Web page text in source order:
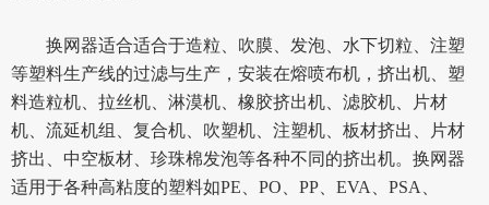
换网器适合适合于造粒、吹膜、发泡、水下切粒、注塑
等塑料生产线的过滤与生产，安装在熔喷布机，挤出机、塑
料造粒机、拉丝机、淋漠机、橡胶挤出机、滤胶机、片材
机、流延机组、复合机、吹塑机、注塑机、板材挤出、片材
挤出、中空板材、珍珠棉发泡等各种不同的挤出机。换网器
适用于各种高粘度的塑料如PE、PO、PP、EVA、PSA、